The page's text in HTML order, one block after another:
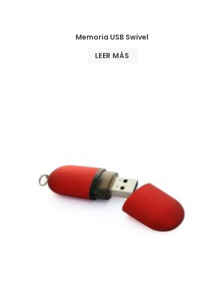
Memoria USB Swivel
LEER MÁS